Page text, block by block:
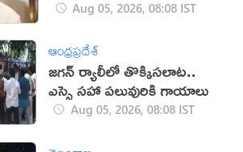
Aug 05, 2026, 08:08 IST
ఆంధ్రప్రదేశ్
జగన్ ర్యాలీలో తొక్కిసలాట..
ఎస్సై సహా పలువురికి గాయాలు
Aug 05, 2026, 08:08 IST